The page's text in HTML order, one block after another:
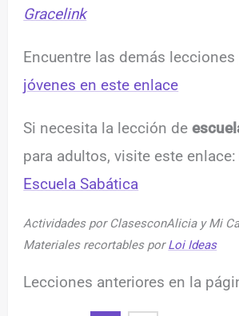
Gracelink
Encuentre las demás lecciones
jóvenes en este enlace
Si necesita la lección de
para adultos, visite este enlace:
Escuela Sabática
Actividades por ClasesconAlicia y Mi
Materiales recortables porLoi Ideas
Lecciones anteriores en la